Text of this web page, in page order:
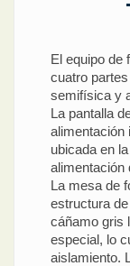
El equipo de
cuatro
semifísica y
La pantalla
alimentación
ubicada en
alimentación
La mesa de
estructura
cáñamo gris
especial, lo
aislamiento.